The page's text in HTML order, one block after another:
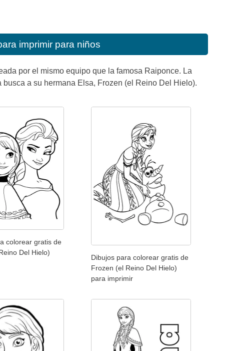
imprimir para niños
por el mismo equipo que la famosa Raiponce. La
a su hermana Elsa, Frozen (el Reino Del Hielo).
colorear gratis de
Del Hielo)
Dibujos para colorear gratis de
Frozen (el Reino Del Hielo)
para imprimir